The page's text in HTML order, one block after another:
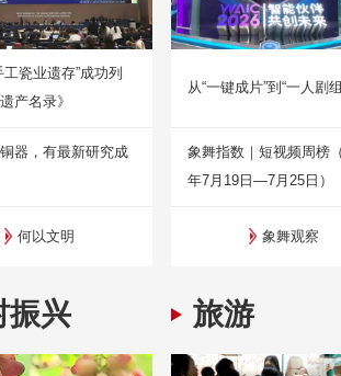
工瓷业遗存”成功列
产名录》
器，有最新研究成
何以文明
从“一键成片”到“一人剧
象舞指数｜短视频周榜
年7月19日—7月25日）
象舞观察
振兴 旅游